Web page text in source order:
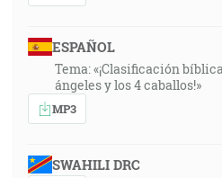
ESPAÑOL
Tema: «¡Clasificación
ángeles y los 4 caballos!»
MP3
SWAHILI DRC